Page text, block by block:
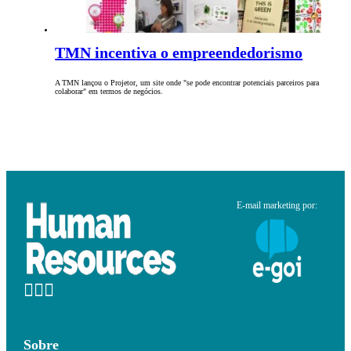
TMN incentiva o empreendedorismo
A TMN lançou o Projetor, um site onde "se pode encontrar potenciais parceiros para
colaborar" em termos de negócios.
E-mail marketing por:
Sobre